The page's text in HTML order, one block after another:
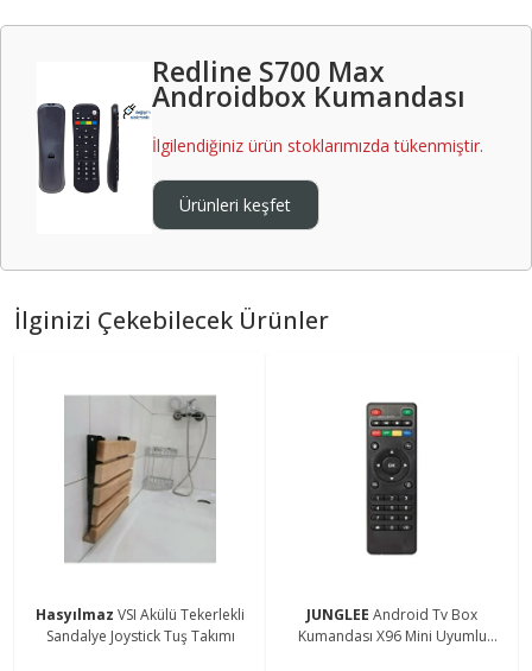
Redline S700 Max
Androidbox Kumandası
İlgilendiğiniz ürün stoklarımızda tükenmiştir.
Ürünleri keşfet
İlginizi Çekebilecek Ürünler
Hasyılmaz VSI Akülü Tekerlekli
Sandalye Joystick Tuş Takımı
JUNGLEE Android Tv Box
Kumandası X96 Mini Uyumlu